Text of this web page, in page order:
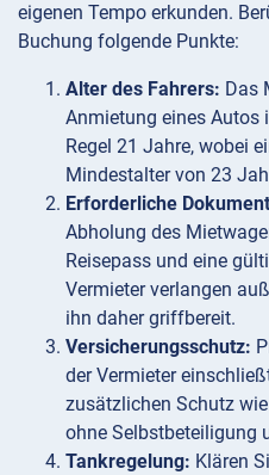
eigenen Tempo erkunden.
Buchung folgende Punkte:
Alter des Fahrers: Das
Anmietung eines Autos
Regel 21 Jahre, wobei
Mindestalter von 23
Erforderliche
Abholung des
Reisepass und eine
Vermieter verlangen
ihn daher griffbereit.
Versicherungsschutz:
der Vermieter
zusätzlichen Schutz
ohne Selbstbeteiligung
Tankregelung: Klären